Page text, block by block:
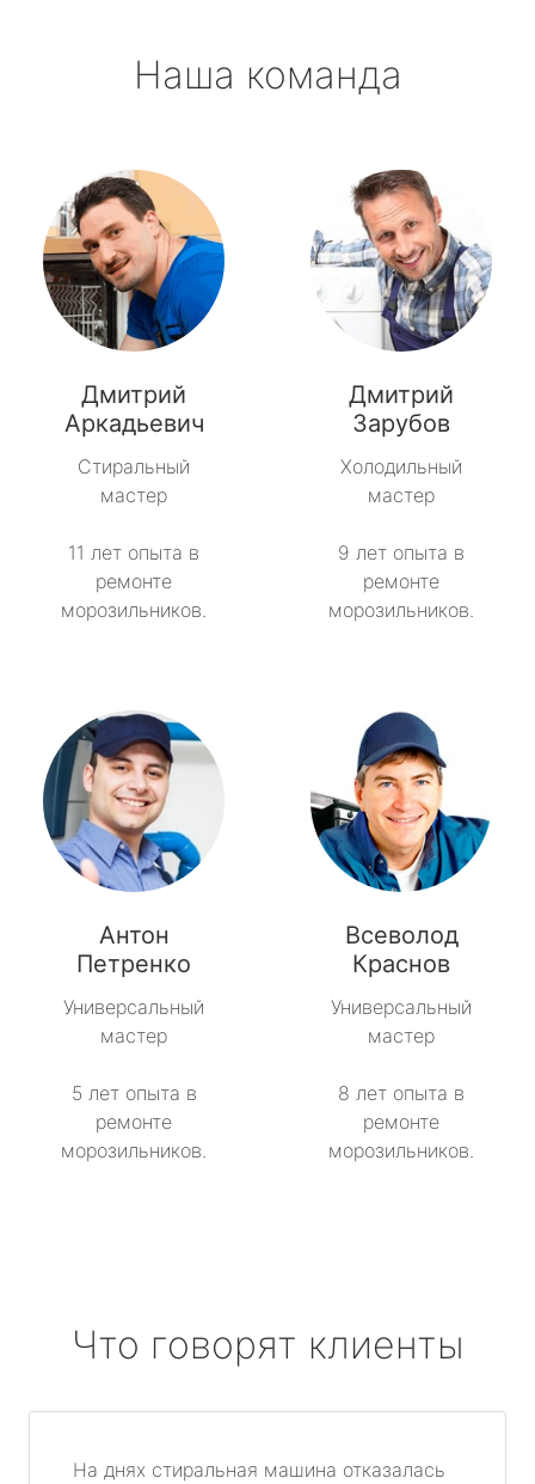
Наша команда
Дмитрий
Аркадьевич
Стиральный
мастер
11 лет опыта в
ремонте
морозильников.
Дмитрий
Зарубов
Холодильный
мастер
9 лет опыта в
ремонте
морозильников.
Антон
Петренко
Универсальный
мастер
5 лет опыта в
ремонте
морозильников.
Всеволод
Краснов
Универсальный
мастер
8 лет опыта в
ремонте
морозильников.
Что говорят клиенты
На днях стиральная машина отказалась